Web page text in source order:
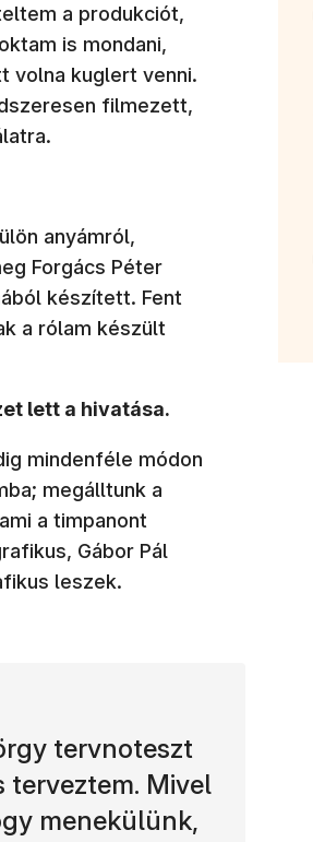
a produkciót,
is mondani,
volna kuglert venni.
filmezett,
anyámról,
Forgács Péter
készített. Fent
a rólam készült
lett a hivatása.
mindenféle módon
megálltunk a
a timpanont
Gábor Pál
leszek.
tervnoteszt
terveztem. Mivel
menekülünk,